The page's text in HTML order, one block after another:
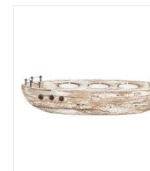
Waterproof tassen